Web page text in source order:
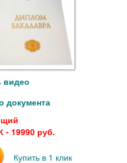
видео
документа
19990 руб.
Купить в 1 клик